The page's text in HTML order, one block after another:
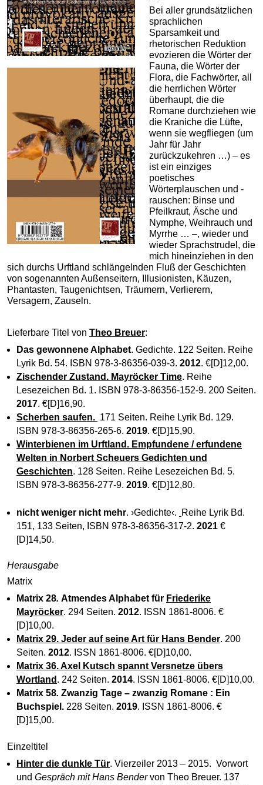
Bei aller grundsätzlichen
sprachlichen
Sparsamkeit und
rhetorischen Reduktion
evozieren die Wörter der
Fauna, die Wörter der
Flora, die Fachwörter, all
die herrlichen Wörter
überhaupt, die die
Romane durchziehen wie
die Kraniche die Lüfte,
wenn sie wegfliegen (um
Jahr für Jahr
zurückzukehren …) – es
ist ein einziges
poetisches
Wörterplauschen und -
rauschen: Binse und
Pfeilkraut, Äsche und
Nymphe, Weihrauch und
Myrrhe … –, wieder und
wieder Sprachstrudel, die
mich hineinziehen in den
sich durchs Urftland schlängelnden Fluß der Geschichten
von sogenannten Außenseitern, Illusionisten, Käuzen,
Phantasten, Taugenichtsen, Träumern, Verlierern,
Versagern, Zauseln.
Lieferbare Titel von Theo Breuer:
Das gewonnene Alphabet. Gedichte. 122 Seiten. Reihe
Lyrik Bd. 54. ISBN 978-3-86356-039-3. 2012. €[D]12,00.
Zischender Zustand. Mayröcker Time. Reihe
Lesezeichen Bd. 1. ISBN 978-3-86356-152-9. 200 Seiten.
2017. €[D]16,90.
Scherben saufen. 171 Seiten. Reihe Lyrik Bd. 129.
ISBN 978-3-86356-265-6. 2019. €[D]15,90.
Winterbienen im Urftland.Empfundene / erfundene
Welten in Norbert Scheuers Gedichten und
Geschichten. 128 Seiten. Reihe Lesezeichen Bd. 5.
ISBN 978-3-86356-277-9. 2019. €[D]12,80.
nicht weniger nicht mehr. ›Gedichte‹.
Reihe Lyrik Bd.
151, 133 Seiten, ISBN 978-3-86356-317-2. 2021€
[D]14,50.
Herausgabe
Matrix
Matrix 28. Atmendes Alphabet für Friederike
Mayröcker. 294 Seiten. 2012. ISSN 1861-8006. €
[D]10,00.
Matrix 29. Jeder auf seine Art für Hans Bender. 200
Seiten. 2012. ISSN 1861-8006. €[D]10,00.
Matrix 36. Axel Kutsch spannt Versnetze übers
Wortland . 242 Seiten. 2014. ISSN 1861-8006. €[D]10,00.
Matrix 58. Zwanzig Tage – zwanzig Romane : Ein
Buchspiel . 228 Seiten. 2019. ISSN 1861-8006. €
[D]15,00.
Einzeltitel
Hinter die dunkle Tür. Vierzeiler 2013 – 2015. Vorwort
und Gespräch mit Hans Bendervon Theo Breuer. 137